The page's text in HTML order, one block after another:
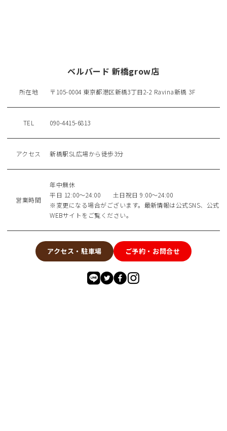
ベルバード 新橋grow店
所在地 〒105-0004 東京都港区新橋3丁目2-2 Ravina新橋 3F
TEL 090-4415-6813
アクセス 新橋駅SL広場から徒歩3分
営業時間
年中無休
平日 12:00～24:00 土日祝日 9:00～24:00
※変更になる場合がございます。最新情報は公式SNS、公式
WEBサイトをご覧ください。
アクセス・駐車場 ご予約・お問合せ